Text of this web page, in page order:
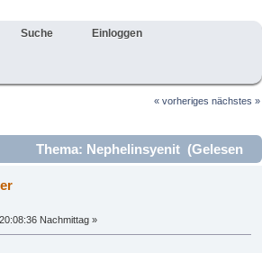
Suche Einloggen
« vorheriges nächstes »
Thema: Nephelinsyenit (Gelesen
Nachmittag »